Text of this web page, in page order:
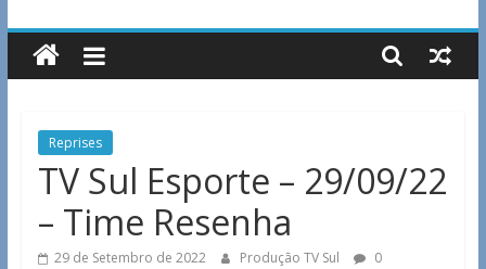
TV
Sul
Notícias
de
Guaxupé
região.
Reprises
TV Sul Esporte – 29/09/22
– Time Resenha
29 de Setembro de 2022 Produção TV Sul
0